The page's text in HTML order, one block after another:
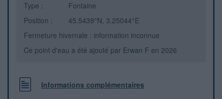
Type :
Fontaine
Position :
45.5439°N, 3.25044°E
Fermeture hivernale : information inconnue
Ce point d'eau a été ajouté par Erwan F en 2026
Informations complémentaires